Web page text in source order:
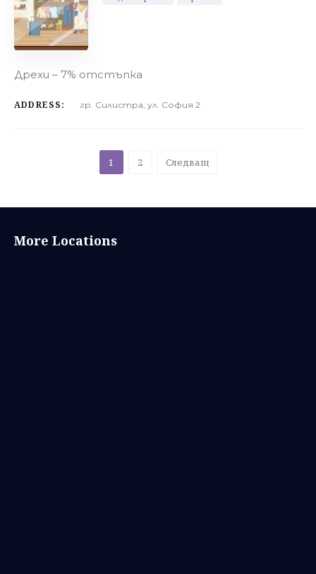
Дрехи – 7% отстъпка
ADDRESS: гр. Силистра, ул. София 2
1 2 Следващ
More Locations
Асеновград